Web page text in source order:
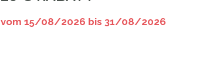
vom 15/08/2026 bis 31/08/2026